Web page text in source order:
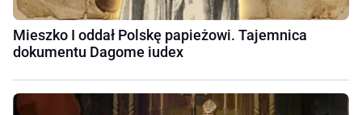
Mieszko I oddał Polskę papieżowi. Tajemnica
dokumentu Dagome iudex